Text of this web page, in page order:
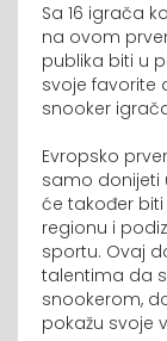
Sa 16 igrača
na ovom
publika biti u
svoje favorite
snooker
Evropsko
samo donijeti
će također
regionu i
sportu. Ovaj
talentima da
snookerom,
pokažu svoje